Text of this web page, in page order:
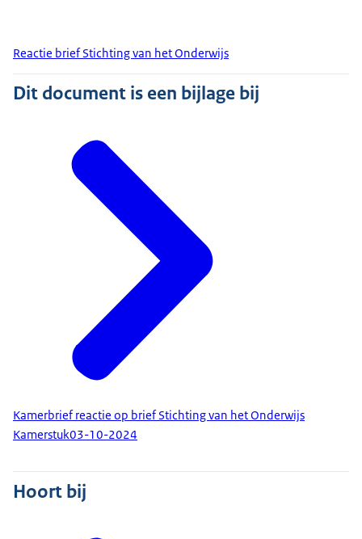
Reactie brief Stichting van het Onderwijs
Dit document is een bijlage bij
Kamerbrief reactie op brief Stichting van het Onderwijs
Kamerstuk03-10-2024
Hoort bij